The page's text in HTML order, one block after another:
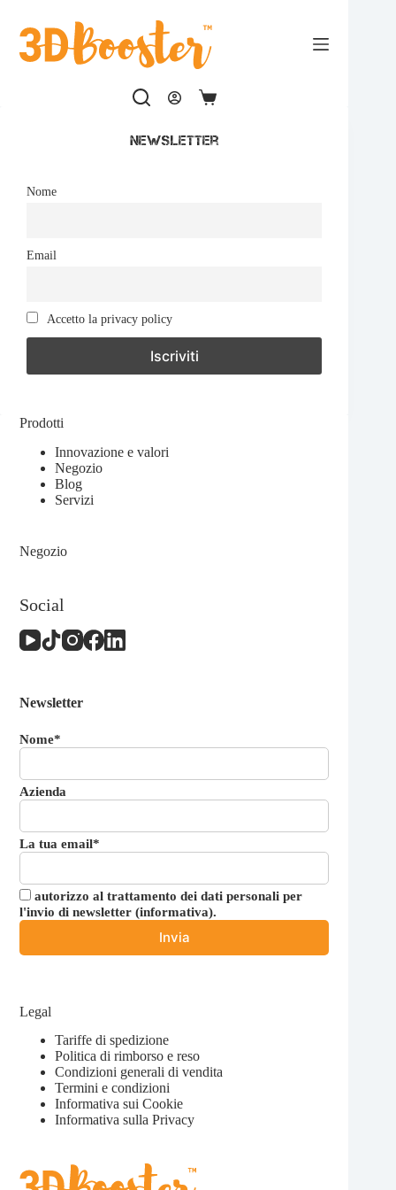
contenuto
Carrello
Newsletter
Nome
Email
Accetto la privacy policy
Prodotti
Innovazione e valori
Negozio
Blog
Servizi
Negozio
Social
Newsletter
Nome*
Azienda
La tua email*
autorizzo al trattamento dei dati personali per
l'invio di newsletter (informativa).
Legal
Tariffe di spedizione
Politica di rimborso e reso
Condizioni generali di vendita
Termini e condizioni
Informativa sui Cookie
Informativa sulla Privacy